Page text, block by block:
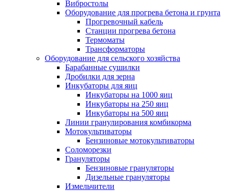
Вибростолы
Оборудование для прогрева бетона и грунта
Прогревочный кабель
Станции прогрева бетона
Термоматы
Трансформаторы
Оборудование для сельского хозяйства
Барабанные сушилки
Дробилки для зерна
Инкубаторы для яиц
Инкубаторы на 1000 яиц
Инкубаторы на 250 яиц
Инкубаторы на 500 яиц
Линии гранулирования комбикорма
Мотокультиваторы
Бензиновые мотокультиваторы
Соломорезки
Грануляторы
Бензиновые грануляторы
Дизельные грануляторы
Измельчители